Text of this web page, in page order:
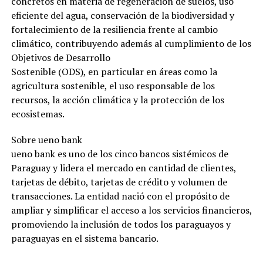
eficiente del agua, conservación de la biodiversidad y
fortalecimiento de la resiliencia frente al cambio
climático, contribuyendo además al cumplimiento de los
Objetivos de Desarrollo
Sostenible (ODS), en particular en áreas como la
agricultura sostenible, el uso responsable de los
recursos, la acción climática y la protección de los
ecosistemas.
Sobre ueno bank
ueno bank es uno de los cinco bancos sistémicos de
Paraguay y lidera el mercado en cantidad de clientes,
tarjetas de débito, tarjetas de crédito y volumen de
transacciones. La entidad nació con el propósito de
ampliar y simplificar el acceso a los servicios financieros,
promoviendo la inclusión de todos los paraguayos y
paraguayas en el sistema bancario.